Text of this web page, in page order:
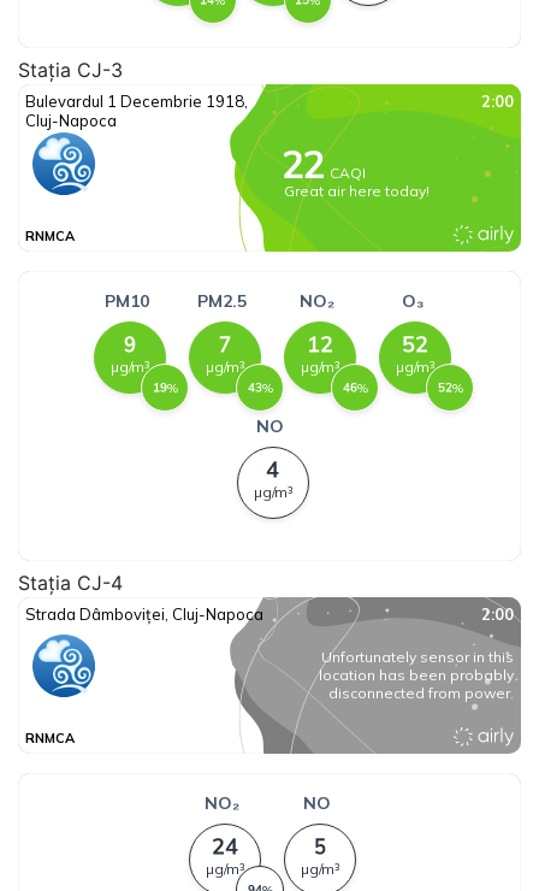
Stația CJ-3
Stația CJ-4